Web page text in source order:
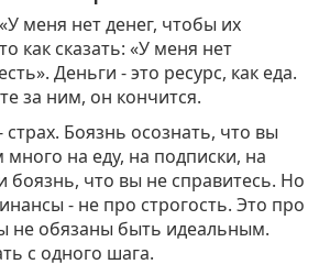
меня нет денег, чтобы их
как сказать: «У меня нет
Деньги - это ресурс, как еда.
за ним, он кончится.
Боязнь осознать, что вы
на еду, на подписки, на
боязнь, что вы не справитесь. Но
- не про строгость. Это про
не обязаны быть идеальным.
с одного шага.